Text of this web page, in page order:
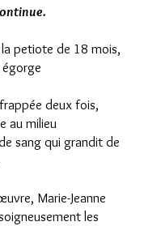
petiote de 18 mois,
deux fois,
au milieu
sang qui grandit de
Marie-Jeanne
les